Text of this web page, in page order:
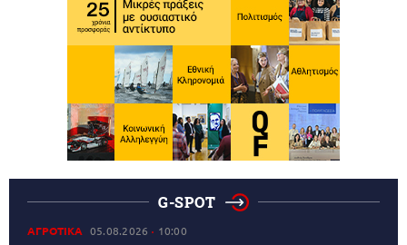
G-SPOT
ΑΓΡΟΤΙΚΑ 05.08.2026 10:00